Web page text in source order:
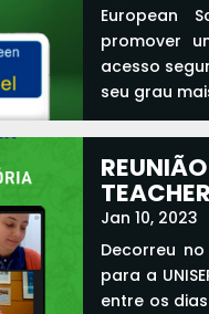
European
promover
acesso
seu grau
read more
Jan 10, 2023
Decorreu
para a
entre os